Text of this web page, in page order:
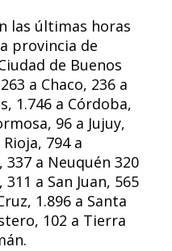
las últimas horas
provincia de
de Buenos
a Chaco, 236 a
1.746 a Córdoba,
96 a Jujuy,
794 a
337 a Neuquén 320
a San Juan, 565
1.896 a Santa
102 a Tierra